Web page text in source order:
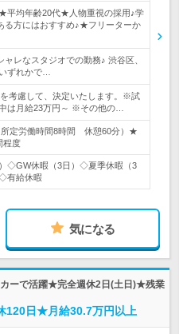
★平均年齢20代★人物重視の採用♪学
る方にはおすすめ♪★フリーターか
レなスタジオでの勤務♪ 渋谷区、
ずれかで…
考慮して、決定いたします。※試
は月給23万円～ ※その他の…
所定労働時間8時間 休憩60分）★
程度
◇GW休暇（3日）◇夏季休暇（3
有給休暇
気になる
ーで活躍★完全週休2日(土日)★残業
120日★月給30.7万円以上